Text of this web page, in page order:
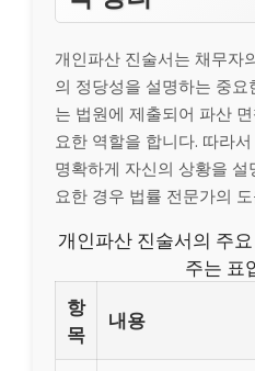
개인파산 진술서는 채무자
의 정당성을 설명하는 중요
는 법원에 제출되어 파산
요한 역할을 합니다. 따라
명확하게 자신의 상황을
요한 경우 법률 전문가의
개인파산 진술서의 주
주는 표
항
목
내용